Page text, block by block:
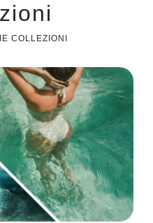
COLLEZIONI